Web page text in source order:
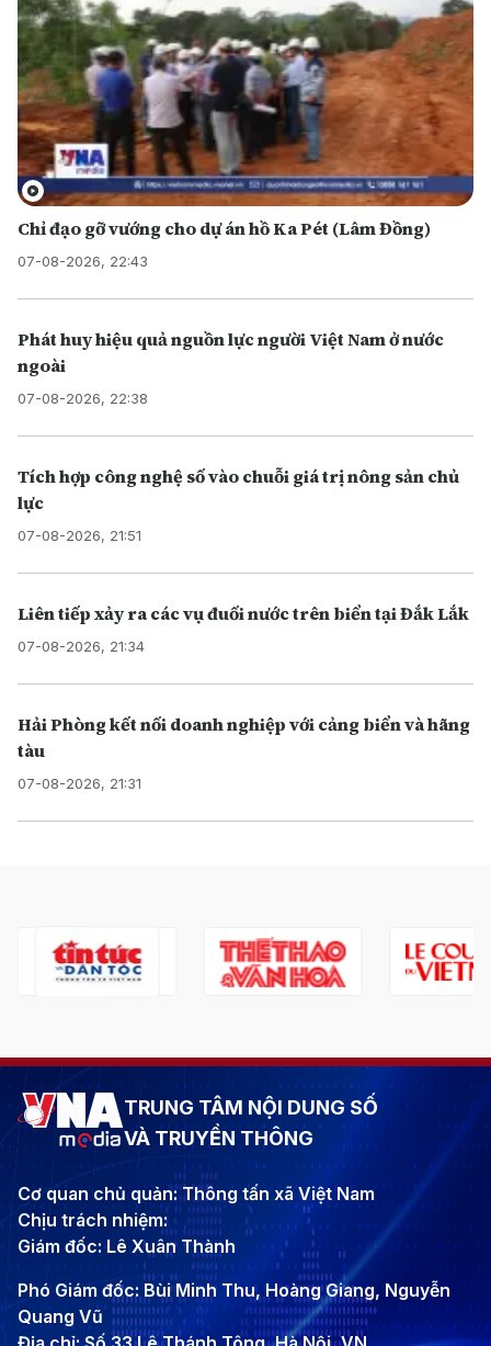
Chỉ đạo gỡ vướng cho dự án hồ Ka Pét (Lâm Đồng)
07-08-2026, 22:43
Phát huy hiệu quả nguồn lực người Việt Nam ở nước
ngoài
07-08-2026, 22:38
Tích hợp công nghệ số vào chuỗi giá trị nông sản chủ
lực
07-08-2026, 21:51
Liên tiếp xảy ra các vụ đuối nước trên biển tại Đắk Lắk
07-08-2026, 21:34
Hải Phòng kết nối doanh nghiệp với cảng biển và hãng
tàu
07-08-2026, 21:31
TRUNG TÂM NỘI DUNG SỐ
VÀ TRUYỀN THÔNG
Cơ quan chủ quản: Thông tấn xã Việt Nam
Chịu trách nhiệm:
Giám đốc: Lê Xuân Thành
Phó Giám đốc: Bùi Minh Thu, Hoàng Giang, Nguyễn
Quang Vũ